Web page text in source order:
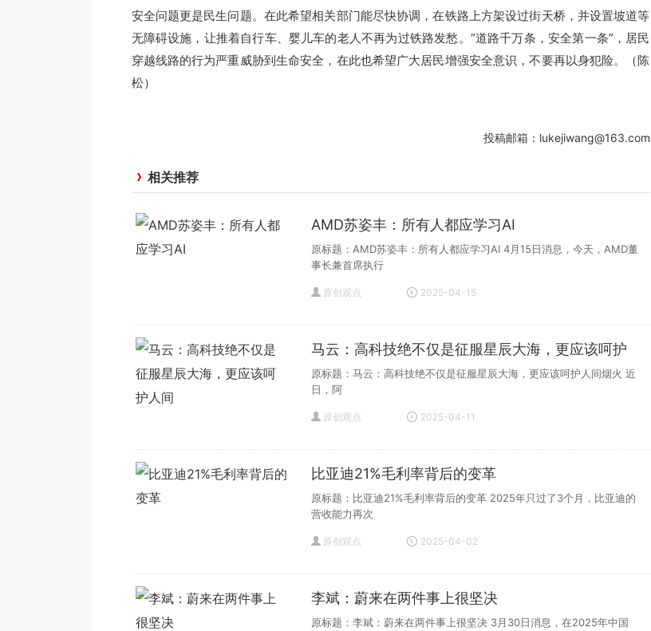
安全问题更是民生问题。在此希望相关部门能尽快协调，在铁路上方架设过街天桥，并设置坡道等
无障碍设施，让推着自行车、婴儿车的老人不再为过铁路发愁。“道路千万条，安全第一条”，居民
穿越线路的行为严重威胁到生命安全，在此也希望广大居民增强安全意识，不要再以身犯险。（陈
松）
投稿邮箱：lukejiwang@163.com
相关推荐
AMD苏姿丰：所有人都应学习AI
原标题：AMD苏姿丰：所有人都应学习AI 4月15日消息，今天，AMD董
事长兼首席执行
原创观点
2025-04-15
马云：高科技绝不仅是征服星辰大海，更应该呵护
人间
原标题：马云：高科技绝不仅是征服星辰大海，更应该呵护人间烟火 近
日，阿
原创观点
2025-04-11
比亚迪21%毛利率背后的变革
原标题：比亚迪21%毛利率背后的变革 2025年只过了3个月，比亚迪的
营收能力再次
原创观点
2025-04-02
李斌：蔚来在两件事上很坚决
原标题：李斌：蔚来在两件事上很坚决 3月30日消息，在2025年中国